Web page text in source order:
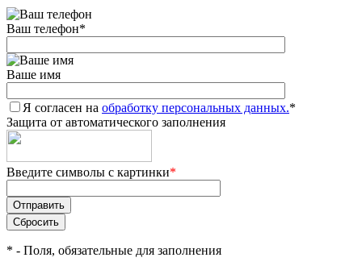
Ваш телефон*
Ваше имя
Я согласен на обработку персональных данных.*
Защита от автоматического заполнения
Введите символы с картинки*
* - Поля, обязательные для заполнения